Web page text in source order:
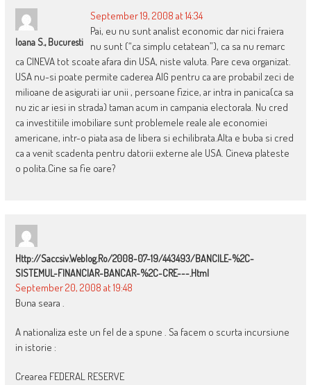
Ioana S., Bucuresti
September 19, 2008 at 14:34
Pai, eu nu sunt analist economic dar nici fraiera
nu sunt (“ca simplu cetatean”), ca sa nu remarc
ca CINEVA tot scoate afara din USA, niste valuta. Pare ceva organizat.
USA nu-si poate permite caderea AIG pentru ca are probabil zeci de
milioane de asigurati iar unii , persoane fizice, ar intra in panica(ca sa
nu zic ar iesi in strada) taman acum in campania electorala. Nu cred
ca investitiile imobiliare sunt problemele reale ale economiei
americane, intr-o piata asa de libera si echilibrata.Alta e buba si cred
ca a venit scadenta pentru datorii externe ale USA. Cineva plateste
o polita.Cine sa fie oare?
Http://saccsiv.weblog.ro/2008-07-19/443493/BANCILE-%2C-
SISTEMUL-FINANCIAR-BANCAR-%2C-CRE---.html
September 20, 2008 at 19:48
Buna seara .
A nationaliza este un fel de a spune . Sa facem o scurta incursiune
in istorie :
Crearea FEDERAL RESERVE